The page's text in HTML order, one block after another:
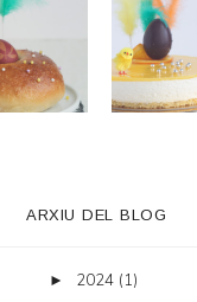
ARXIU DEL BLOG
► 2024 (1)